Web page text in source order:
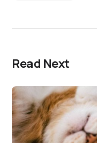
Read Next